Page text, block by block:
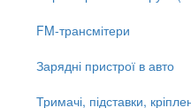
FM-трансмітери
Зарядні пристрої в авто
Тримачі, підставки,